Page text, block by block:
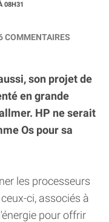
08H31
COMMENTAIRES
son projet de
en grande
HP ne serait
Os pour sa
les processeurs
ci, associés à
pour offrir